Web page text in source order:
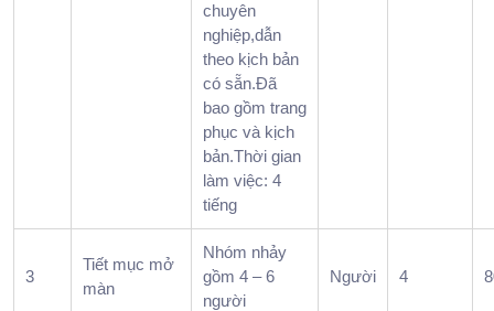
chuyên
nghiệp,dẫn
theo kịch bản
có sẵn.Đã
bao gồm trang
phục và kịch
bản.Thời gian
làm việc: 4
tiếng
3
Tiết mục mở
màn
Nhóm nhảy
gồm 4 – 6
người
Người 4